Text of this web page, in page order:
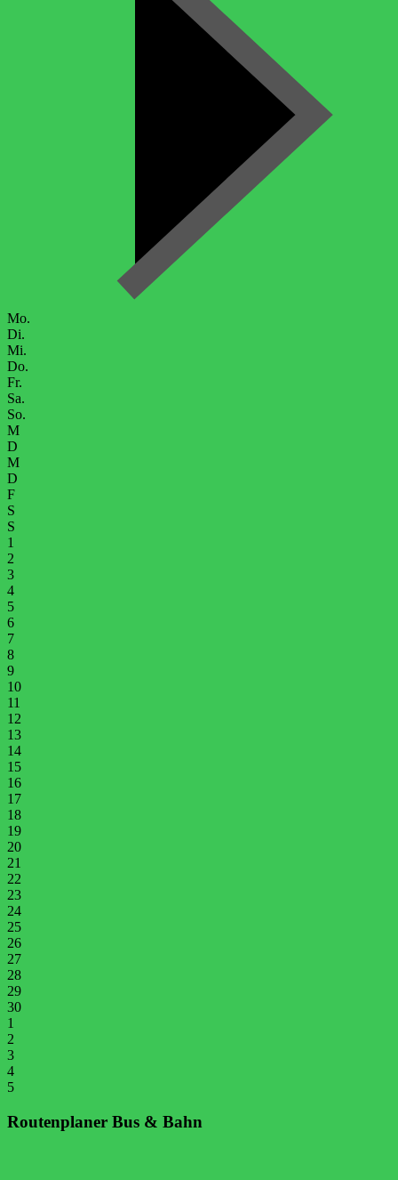
Mo.
Di.
Mi.
Do.
Fr.
Sa.
So.
M
D
M
D
F
S
S
1
2
3
4
5
6
7
8
9
10
11
12
13
14
15
16
17
18
19
20
21
22
23
24
25
26
27
28
29
30
1
2
3
4
5
Routenplaner Bus & Bahn